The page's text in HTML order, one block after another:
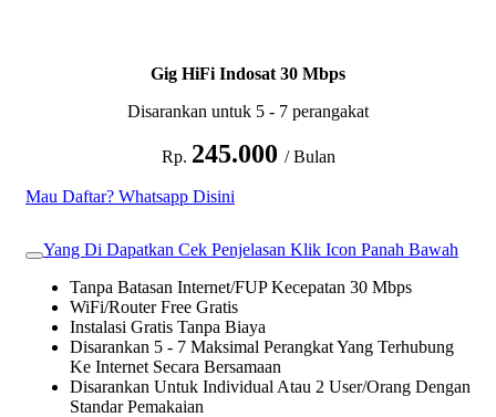
Gig HiFi Indosat 30 Mbps
Disarankan untuk 5 - 7 perangakat
Rp. 245.000 / Bulan
Mau Daftar? Whatsapp Disini
Yang Di Dapatkan Cek Penjelasan Klik Icon Panah Bawah
Tanpa Batasan Internet/FUP Kecepatan 30 Mbps
WiFi/Router Free Gratis
Instalasi Gratis Tanpa Biaya
Disarankan 5 - 7 Maksimal Perangkat Yang Terhubung
Ke Internet Secara Bersamaan
Disarankan Untuk Individual Atau 2 User/Orang Dengan
Standar Pemakaian